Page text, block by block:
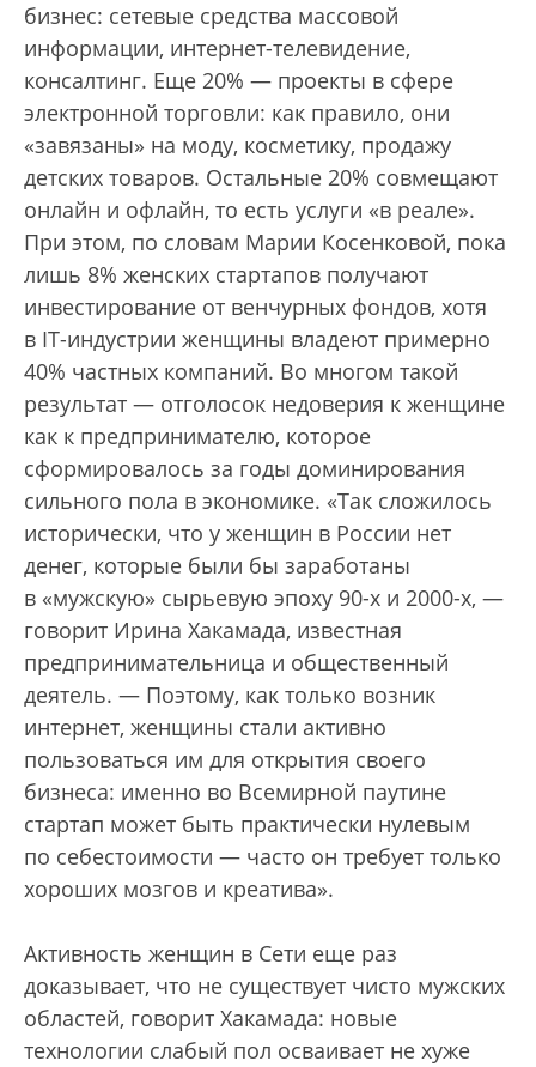
бизнес: сетевые средства массовой
информации, интернет-телевидение,
консалтинг. Еще 20% — проекты в сфере
электронной торговли: как правило, они
«завязаны» на моду, косметику, продажу
детских товаров. Остальные 20% совмещают
онлайн и офлайн, то есть услуги «в реале».
При этом, по словам Марии Косенковой, пока
лишь 8% женских стартапов получают
инвестирование от венчурных фондов, хотя
в IT-индустрии женщины владеют примерно
40% частных компаний. Во многом такой
результат — отголосок недоверия к женщине
как к предпринимателю, которое
сформировалось за годы доминирования
сильного пола в экономике. «Так сложилось
исторически, что у женщин в России нет
денег, которые были бы заработаны
в «мужскую» сырьевую эпоху 90-х и 2000-х, —
говорит Ирина Хакамада, известная
предпринимательница и общественный
деятель. — Поэтому, как только возник
интернет, женщины стали активно
пользоваться им для открытия своего
бизнеса: именно во Всемирной паутине
стартап может быть практически нулевым
по себестоимости — часто он требует только
хороших мозгов и креатива».
Активность женщин в Сети еще раз
доказывает, что не существует чисто мужских
областей, говорит Хакамада: новые
технологии слабый пол осваивает не хуже